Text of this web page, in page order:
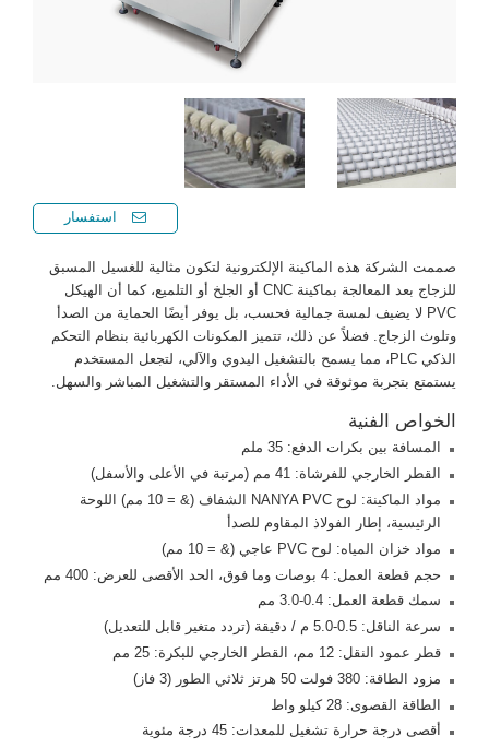
استفسار
صممت الشركة هذه الماكينة الإلكترونية لتكون مثالية للغسيل المسبق
للزجاج بعد المعالجة بماكينة CNC أو الجلخ أو التلميع، كما أن الهيكل
PVC لا يضيف لمسة جمالية فحسب، بل يوفر أيضًا الحماية من الصدأ
وتلوث الزجاج. فضلاً عن ذلك، تتميز المكونات الكهربائية بنظام التحكم
الذكي PLC، مما يسمح بالتشغيل اليدوي والآلي، لتجعل المستخدم
يستمتع بتجربة موثوقة في الأداء المستقر والتشغيل المباشر والسهل.
الخواص الفنية
المسافة بين بكرات الدفع: 35 ملم
القطر الخارجي للفرشاة: 41 مم (مرتبة في الأعلى والأسفل)
مواد الماكينة: لوح NANYA PVC الشفاف (& = 10 مم) اللوحة
الرئيسية، إطار الفولاذ المقاوم للصدأ
مواد خزان المياه: لوح PVC عاجي (& = 10 مم)
حجم قطعة العمل: 4 بوصات وما فوق، الحد الأقصى للعرض: 400 مم
سمك قطعة العمل: 0.4-3.0 مم
سرعة الناقل: 0.5-5.0 م / دقيقة (تردد متغير قابل للتعديل)
قطر عمود النقل: 12 مم، القطر الخارجي للبكرة: 25 مم
مزود الطاقة: 380 فولت 50 هرتز ثلاثي الطور (3 فاز)
الطاقة القصوى: 28 كيلو واط
أقصى درجة حرارة تشغيل للمعدات: 45 درجة مئوية